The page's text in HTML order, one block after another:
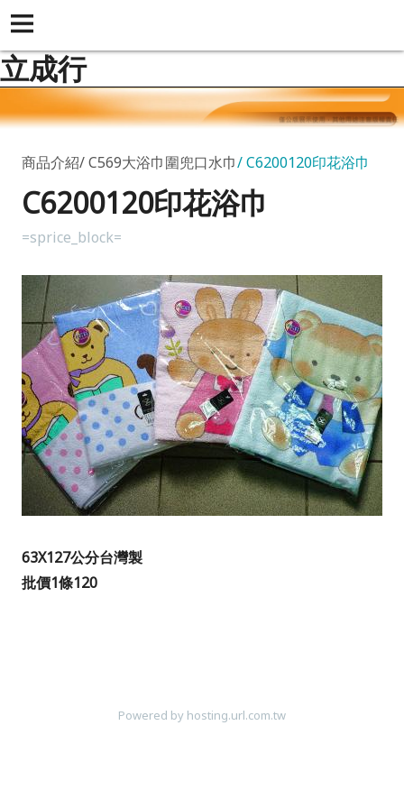
立成行
商品介紹 C569大浴巾圍兜口水巾 C6200120印花浴巾
C6200120印花浴巾
=sprice_block=
63X127公分台灣製
批價1條120
Powered by hosting.url.com.tw